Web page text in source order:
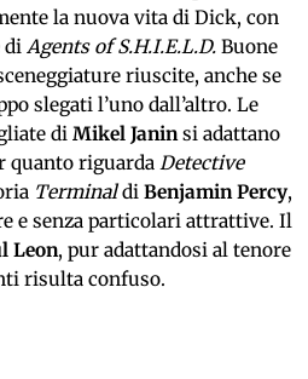
la nuova vita di Dick, con
di Agents of S.H.I.E.L.D. Buone
riuscite, anche se
slegati l’uno dall’altro. Le
di Mikel Janinsi adattano
quanto riguarda Detective
Terminaldi Benjamin Percy,
e senza particolari attrattive. Il
Leon, pur adattandosi al tenore
risulta confuso.